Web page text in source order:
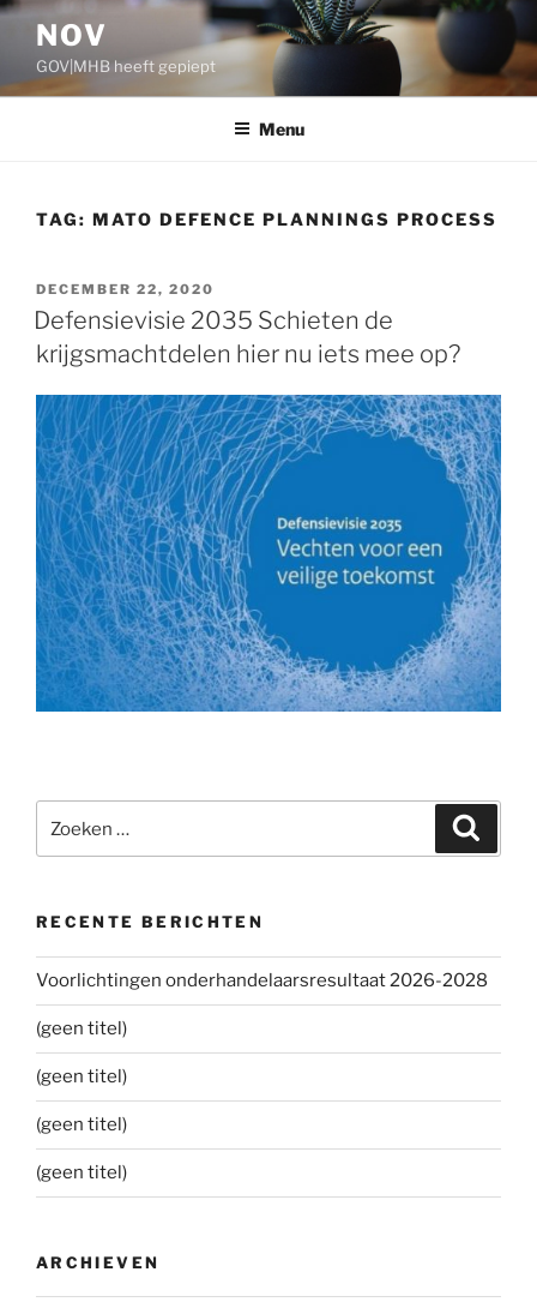
Ga
inhoud
NOV
GOV|MHB heeft gepiept
Menu
TAG: MATO DEFENCE PLANNINGS PROCESS
GEPLAATST
OP
DECEMBER 22, 2020
Defensievisie 2035 Schieten de
krijgsmachtdelen hier nu iets mee op?
naar:
RECENTE BERICHTEN
Voorlichtingen onderhandelaarsresultaat 2026-2028
(geen titel)
(geen titel)
(geen titel)
(geen titel)
ARCHIEVEN